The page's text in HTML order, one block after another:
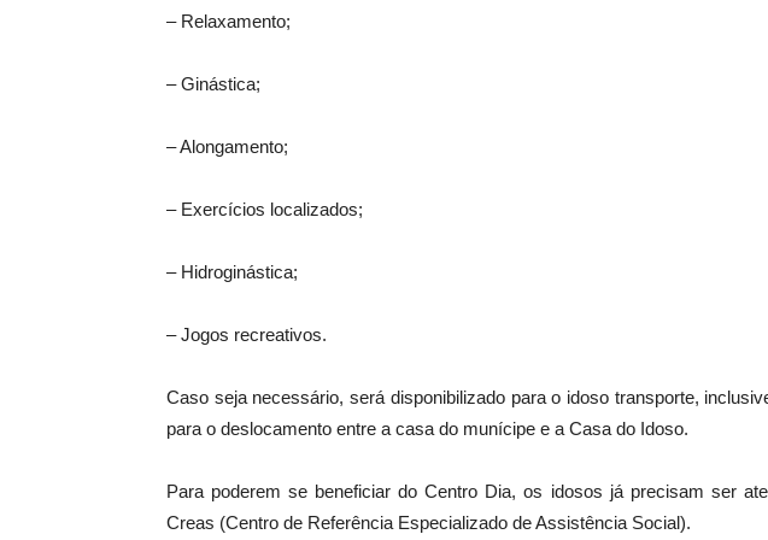
– Relaxamento;
– Ginástica;
– Alongamento;
– Exercícios localizados;
– Hidroginástica;
– Jogos recreativos.
Caso seja necessário, será disponibilizado para o idoso transporte,
para o deslocamento entre a casa do munícipe e a Casa do Idoso.
Para poderem se beneficiar do Centro Dia, os idosos já precisam ser
Creas (Centro de Referência Especializado de Assistência Social).